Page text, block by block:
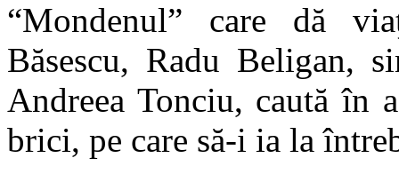
“Mondenul” care dă
Băsescu, Radu Beligan,
Andreea Tonciu, caută în
brici, pe care să-i ia la